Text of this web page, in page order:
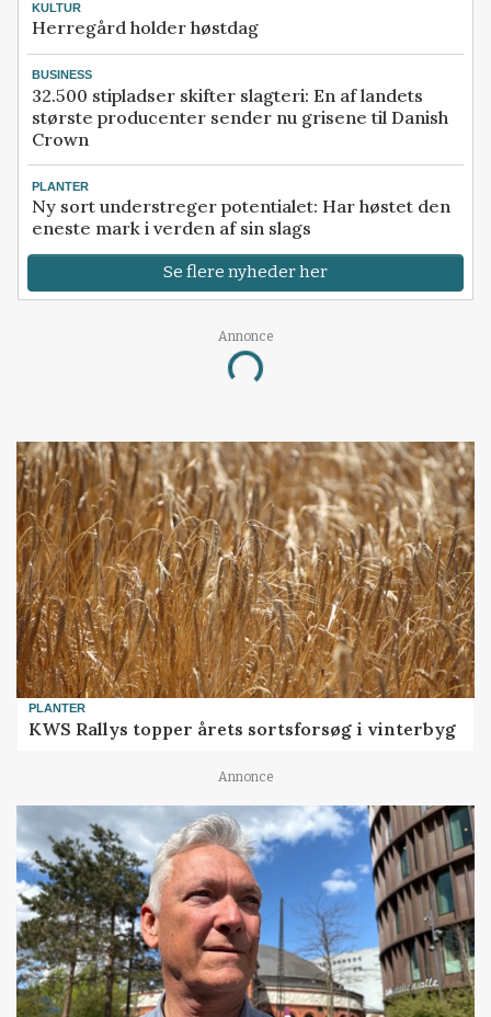
KULTUR
Herregård holder høstdag
BUSINESS
32.500 stipladser skifter slagteri: En af landets
største producenter sender nu grisene til Danish
Crown
PLANTER
Ny sort understreger potentialet: Har høstet den
eneste mark i verden af sin slags
Se flere nyheder her
Annonce
Loading...
PLANTER
KWS Rallys topper årets sortsforsøg i vinterbyg
Annonce